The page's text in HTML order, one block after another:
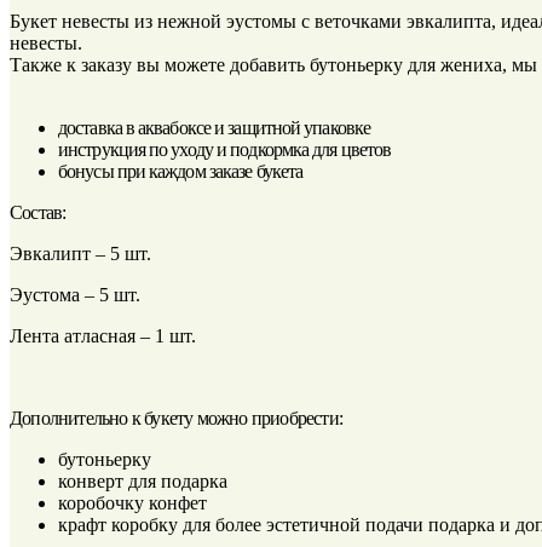
Букет невесты из нежной эустомы с веточками эвкалипта,
невесты.
Также к заказу вы можете добавить бутоньерку для жениха, мы
доставка в аквабоксе и защитной упаковке
инструкция по уходу и подкормка для цветов
бонусы при каждом заказе букета
Состав:
Эвкалипт – 5 шт.
Эустома – 5 шт.
Лента атласная – 1 шт.
Дополнительно к букету можно приобрести:
бутоньерку
конверт для подарка
коробочку конфет
крафт коробку для более эстетичной подачи подарка и